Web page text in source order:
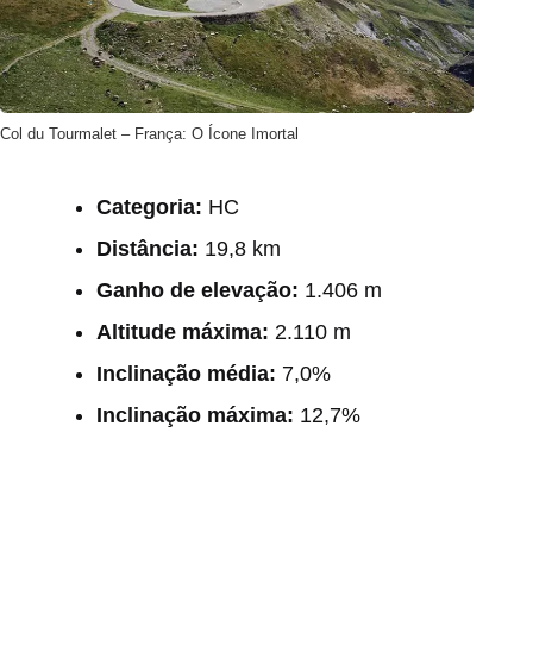
Col du Tourmalet – França: O Ícone Imortal
Categoria: HC
Distância: 19,8 km
Ganho de elevação: 1.406 m
Altitude máxima: 2.110 m
Inclinação média: 7,0%
Inclinação máxima: 12,7%